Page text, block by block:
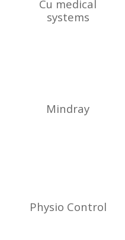
Cu medical
systems
Mindray
Physio Control